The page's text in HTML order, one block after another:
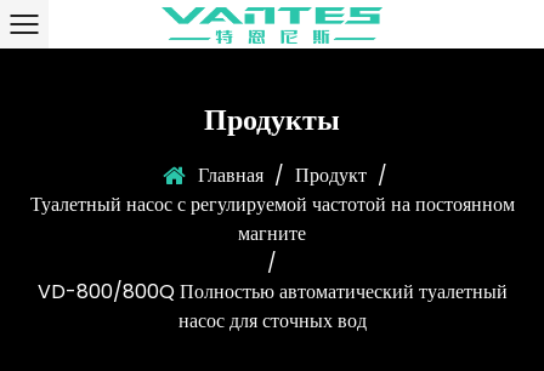
Продукты
Главная / Продукт /
Туалетный насос с регулируемой частотой на постоянном
магните
/
VD-800/800Q Полностью автоматический туалетный
насос для сточных вод